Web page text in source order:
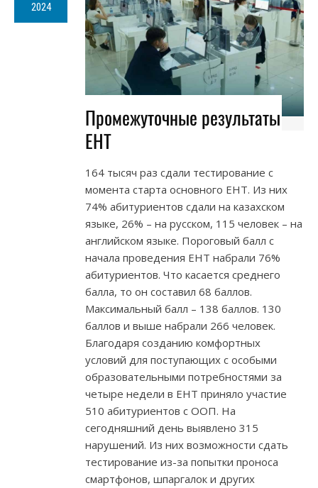
2024
Промежуточные результаты
ЕНТ
164 тысяч раз сдали тестирование с
момента старта основного ЕНТ. Из них
74% абитуриентов сдали на казахском
языке, 26% – на русском, 115 человек – на
английском языке. Пороговый балл с
начала проведения ЕНТ набрали 76%
абитуриентов. Что касается среднего
балла, то он составил 68 баллов.
Максимальный балл – 138 баллов. 130
баллов и выше набрали 266 человек.
Благодаря созданию комфортных
условий для поступающих с особыми
образовательными потребностями за
четыре недели в ЕНТ приняло участие
510 абитуриентов с ООП. На
сегодняшний день выявлено 315
нарушений. Из них возможности сдать
тестирование из-за попытки проноса
смартфонов, шпаргалок и других